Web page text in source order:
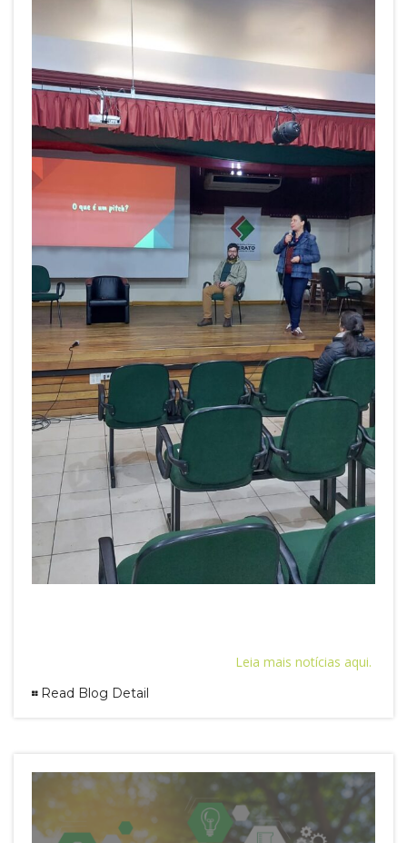
Leia mais notícias aqui.
Read Blog Detail